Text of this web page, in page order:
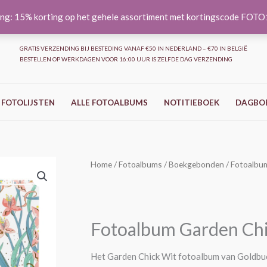
15% korting op het gehele assortiment met kortingscode
GRATIS VERZENDING BIJ BESTEDING VANAF €50 IN NEDERLAND – €70 IN BELGIË
BESTELLEN OP WERKDAGEN VOOR 16:00 UUR IS ZELFDE DAG VERZENDING
ALLE FOTOALBUMS NOTITIEBOEK
Home/Fotoalbums /Boekgebonden /
Fotoalbum Garden
Het Garden Chick Wit fotoalbum van
Fotoalbum
Wit
25x25